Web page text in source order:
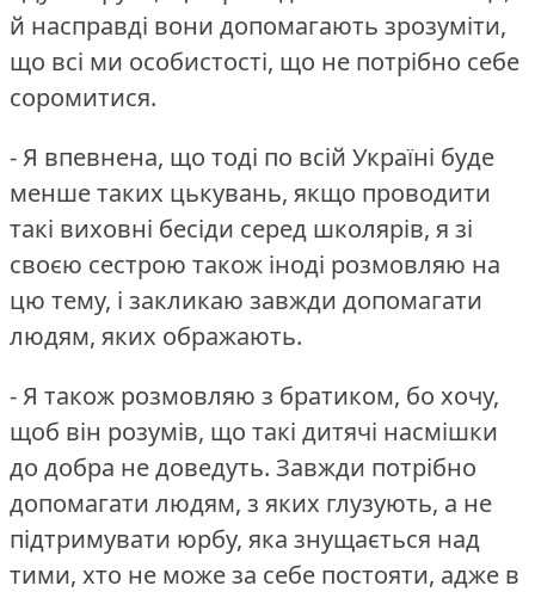
й насправді вони допомагають зрозуміти,
що всі ми особистості, що не потрібно себе
соромитися.
- Я впевнена, що тоді по всій Україні буде
менше таких цькувань, якщо проводити
такі виховні бесіди серед школярів, я зі
своєю сестрою також іноді розмовляю на
цю тему, і закликаю завжди допомагати
людям, яких ображають.
- Я також розмовляю з братиком, бо хочу,
щоб він розумів, що такі дитячі насмішки
до добра не доведуть. Завжди потрібно
допомагати людям, з яких глузують, а не
підтримувати юрбу, яка знущається над
тими, хто не може за себе постояти, адже в